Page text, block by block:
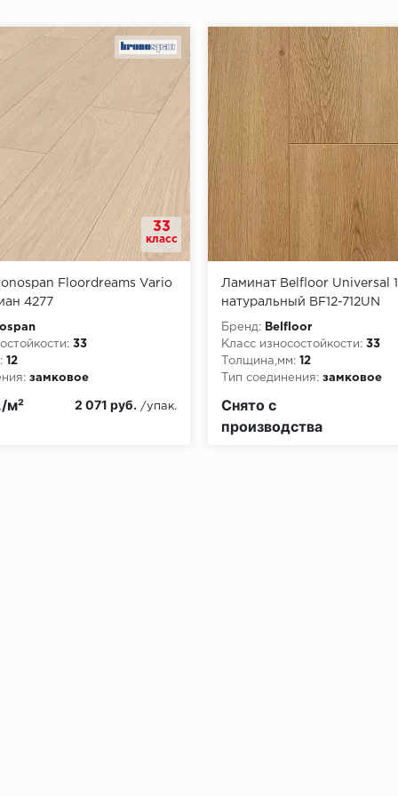
33
класс
Floordreams Vario
4277
33
12
замковое
м² 2 071 руб. /упак.
Ламинат Belfloor Universal
натуральный BF12-712UN
Бренд:
Belfloor
Класс износостойкости: 33
Толщина,мм: 12
Тип соединения: замковое
Снято с
производства